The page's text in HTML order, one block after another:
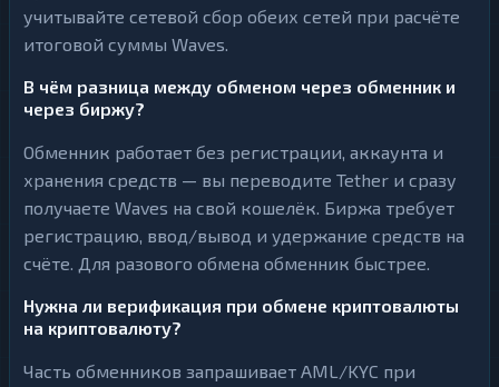
учитывайте сетевой сбор обеих сетей при расчёте
итоговой суммы Waves.
В чём разница между обменом через обменник и
через биржу?
Обменник работает без регистрации, аккаунта и
хранения средств — вы переводите Tether и сразу
получаете Waves на свой кошелёк. Биржа требует
регистрацию, ввод/вывод и удержание средств на
счёте. Для разового обмена обменник быстрее.
Нужна ли верификация при обмене криптовалюты
на криптовалюту?
Часть обменников запрашивает AML/KYC при